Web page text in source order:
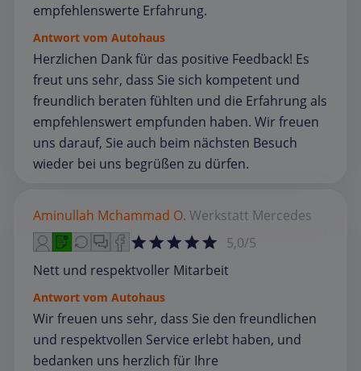
empfehlenswerte Erfahrung.
Antwort vom Autohaus
Herzlichen Dank für das positive Feedback! Es
freut uns sehr, dass Sie sich kompetent und
freundlich beraten fühlten und die Erfahrung als
empfehlenswert empfunden haben. Wir freuen
uns darauf, Sie auch beim nächsten Besuch
wieder bei uns begrüßen zu dürfen.
Aminullah Mchammad O. Werkstatt Mercedes
5,0/5
Nett und respektvoller Mitarbeit
Antwort vom Autohaus
Wir freuen uns sehr, dass Sie den freundlichen
und respektvollen Service erlebt haben, und
bedanken uns herzlich für Ihre